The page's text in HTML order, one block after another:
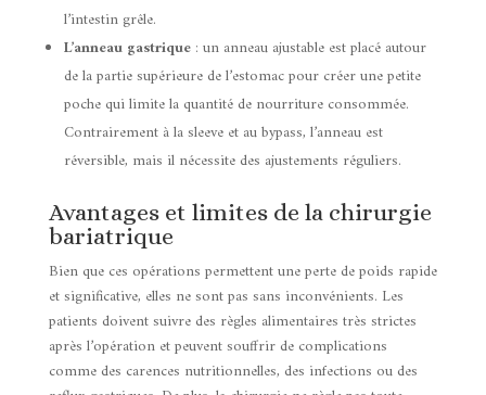
l’intestin grêle.
L’anneau gastrique: un anneau ajustable est placé autour
de la partie supérieure de l’estomac pour créer une petite
poche qui limite la quantité de nourriture consommée.
Contrairement à la sleeve et au bypass, l’anneau est
réversible, mais il nécessite des ajustements réguliers.
Avantages et limites de la chirurgie
bariatrique
Bien que ces opérations permettent une perte de poids rapide
et significative, elles ne sont pas sans inconvénients. Les
patients doivent suivre des règles alimentaires très strictes
après l’opération et peuvent souffrir de complications
comme des carences nutritionnelles, des infections ou des